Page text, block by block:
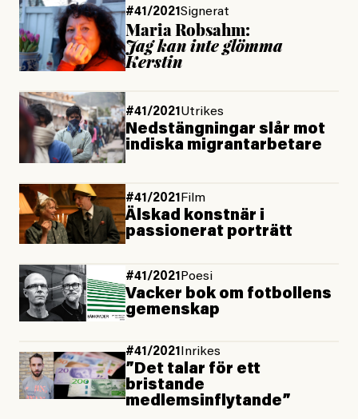
#41/2021Signerat
Maria Robsahm:
Jag kan inte glömma
Kerstin
#41/2021 Utrikes
Nedstängningar slår mot
indiska migrantarbetare
#41/2021 Film
Älskad konstnär i
passionerat porträtt
#41/2021Poesi
Vacker bok om fotbollens
gemenskap
#41/2021 Inrikes
”Det talar för ett
bristande
medlemsinflytande”